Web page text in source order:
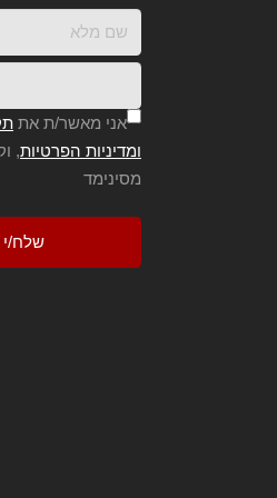
אני מאשר/ת את
ומדיניות הפרטיות,
מסינימד